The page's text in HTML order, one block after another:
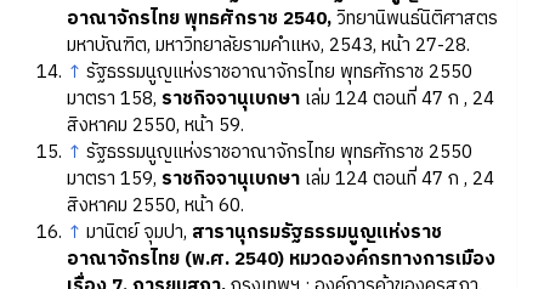
อาณาจักรไทย พุทธศักราช 2540,วิทยานิพนธ์นิติศาสตร
มหาบัณฑิต, มหาวิทยาลัยรามคำแหง, 2543, หน้า 27-28.
↑ รัฐธรรมนูญแห่งราชอาณาจักรไทย พุทธศักราช 2550
มาตรา 158, ราชกิจจานุเบกษา เล่ม 124 ตอนที่ 47 ก , 24
สิงหาคม 2550, หน้า 59.
↑ รัฐธรรมนูญแห่งราชอาณาจักรไทย พุทธศักราช 2550
มาตรา 159, ราชกิจจานุเบกษา เล่ม 124 ตอนที่ 47 ก , 24
สิงหาคม 2550, หน้า 60.
↑ มานิตย์ จุมปา, สารานุกรมรัฐธรรมนูญแห่งราช
อาณาจักรไทย (พ.ศ. 2540) หมวดองค์กรทางการเมือง